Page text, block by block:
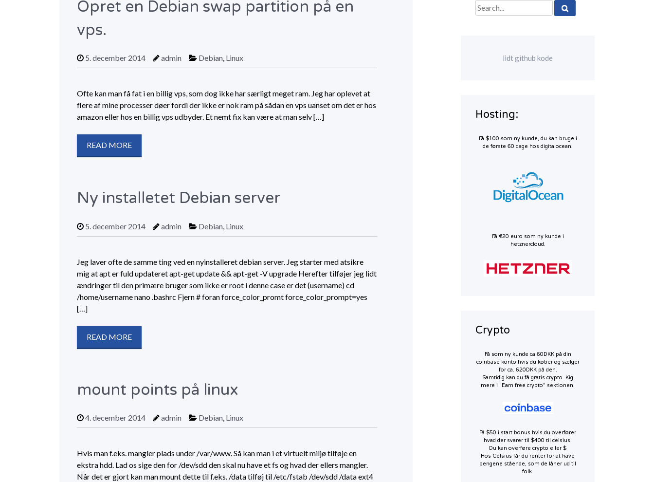
Opret en Debian swap partition på en
vps.
5. december 2014 admin Debian, Linux
Ofte kan man få fat i en billig vps, som dog ikke har særligt meget ram. Jeg har oplevet at
flere af mine processer døer fordi der ikke er nok ram på sådan en vps uanset om det er hos
amazon eller hos en billig vps udbyder. Et nemt fix kan være at man selv […]
READ MORE
Ny installetet Debian server
5. december 2014 admin Debian Linux
Jeg laver ofte de samme ting ved en nyinstalleret debian server. Jeg starter med atsikre
mig at apt er fuld updateret apt-get update && apt-get -V upgrade Herefter tilføjer jeg lidt
ændringer til den primære bruger som ikke er root i denne case er det (username) cd
/home/username nano .bashrc Fjern # foran force_color_promt force_color_prompt=yes
[…]
READ MORE
mount points på linux
4. december 2014 admin Debian, Linux
Hvis man f.eks. mangler plads under /var/www. Så kan man i et virtuelt miljø tilføje en
ekstra hdd. Lad os sige den for /dev/sdd den skal nu have et fs og hvad der ellers mangler.
Når det er gjort kan man mount dette til f.eks. /data tilføj til /etc/fstab /dev/sdd /data ext4
Search
for:
lidt github kode
Hosting:
Få $100 som ny kunde, du kan bruge i
de første 60 dage hos digitalocean.
Få €20 euro som ny kunde i
hetznercloud.
Crypto
Få som ny kunde ca 60DKK på din
coinbase konto hvis du køber og sælger
for ca. 620DKK på den.
Samtidig kan du få gratis crypto. Kig
mere i "Earn free crypto" sektionen.
Få $50 i start bonus hvis du overfører
hvad der svarer til $400 til celsius.
Du kan overføre crypto eller $
Hos Celsius får du renter for at have
pengene stående, som de låner ud til
folk.